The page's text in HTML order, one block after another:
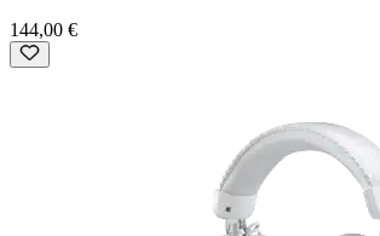
144,00 €